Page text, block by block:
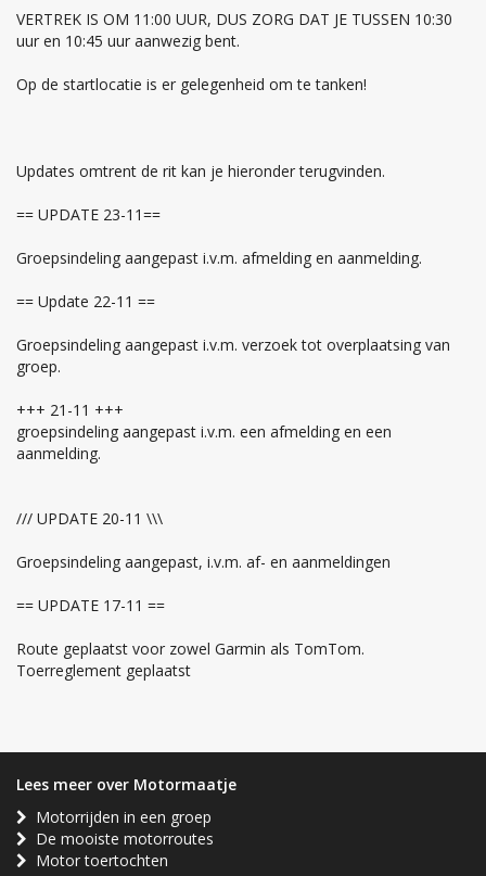
VERTREK IS OM 11:00 UUR, DUS ZORG DAT JE TUSSEN 10:30
uur en 10:45 uur aanwezig bent.
Op de startlocatie is er gelegenheid om te tanken!
Updates omtrent de rit kan je hieronder terugvinden.
== UPDATE 23-11==
Groepsindeling aangepast i.v.m. afmelding en aanmelding.
== Update 22-11 ==
Groepsindeling aangepast i.v.m. verzoek tot overplaatsing van
groep.
+++ 21-11 +++
groepsindeling aangepast i.v.m. een afmelding en een
aanmelding.
/// UPDATE 20-11 \\\
Groepsindeling aangepast, i.v.m. af- en aanmeldingen
== UPDATE 17-11 ==
Route geplaatst voor zowel Garmin als TomTom.
Toerreglement geplaatst
Lees meer over Motormaatje
Motorrijden in een groep
De mooiste motorroutes
Motor toertochten